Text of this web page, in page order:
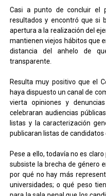
Casi a punto de concluir el
resultados y encontró que si
apertura a la realización del
mantienen viejos hábitos que
distancia del anhelo de
transparente.
Resulta muy positivo que el
haya dispuesto un canal de
vierta opiniones y
celebraran audiencias
listas y la caracterización
publicaran listas de candidatos
Pese a ello, todavía no es
subsiste la brecha de género
por qué no hay más
universidades; o qué peso